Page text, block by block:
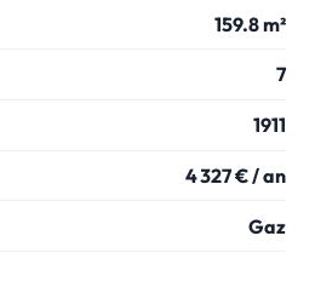
159.8 m²
7
1911
4 327 € / an
Gaz